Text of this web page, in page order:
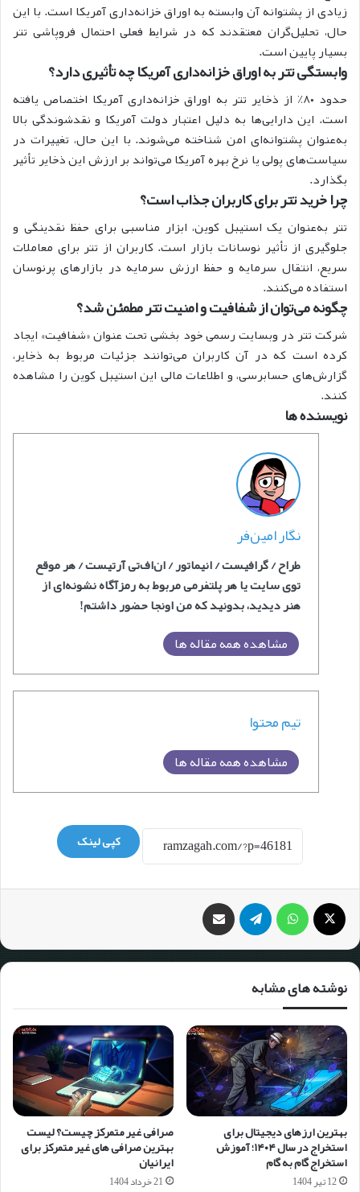
زیادی از پشتوانه آن وابسته به اوراق خزانه‌داری آمریکا است. با این
حال، تحلیل‌گران معتقدند که در شرایط فعلی احتمال فروپاشی تتر
بسیار پایین است. ‌
وابستگی تتر به اوراق خزانه‌داری آمریکا چه تأثیری دارد؟
حدود ۸۰٪ از ذخایر تتر به اوراق خزانه‌داری آمریکا اختصاص یافته
است. این دارایی‌ها به دلیل اعتبار دولت آمریکا و نقدشوندگی بالا
به‌عنوان پشتوانه‌ای امن شناخته می‌شوند. با این حال، تغییرات در
سیاست‌های پولی یا نرخ بهره آمریکا می‌تواند بر ارزش این ذخایر تأثیر
بگذارد. ‌
چرا خرید تتر برای کاربران جذاب است؟
تتر به‌عنوان یک استیبل کوین، ابزار مناسبی برای حفظ نقدینگی و
جلوگیری از تأثیر نوسانات بازار است. کاربران از تتر برای معاملات
سریع، انتقال سرمایه و حفظ ارزش سرمایه در بازارهای پرنوسان
استفاده می‌کنند. ‌
چگونه می‌توان از شفافیت و امنیت تتر مطمئن شد؟
شرکت تتر در وبسایت رسمی خود بخشی تحت عنوان «شفافیت» ایجاد
کرده است که در آن کاربران می‌توانند جزئیات مربوط به ذخایر،
گزارش‌های حسابرسی، و اطلاعات مالی این استیبل کوین را مشاهده
کنند. ‌
نویسنده ها
نگار امین‌فر
طراح / گرافیست / انیماتور / ان‌اف‌‎تی آرتیست / هر موقع
توی سایت یا هر پلتفرمی مربوط به رمزآگاه نشونه‌ای از
هنر دیدید، بدونید که من اونجا حضور داشتم!
مشاهده همه مقاله ها
تیم محتوا
مشاهده همه مقاله ها
کپی لینک
نوشته های مشابه
بهترین ارزهای دیجیتال برای
استخراج در سال ۱۴۰۴؛ آموزش
استخراج گام به گام
12 تیر 1404
صرافی غیر متمرکز چیست؟ لیست
بهترین صرافی های غیر متمرکز برای
ایرانیان
21 خرداد 1404